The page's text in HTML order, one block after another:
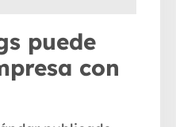
puede
con